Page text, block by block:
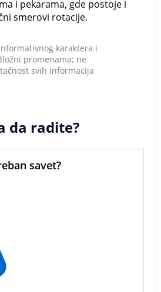
i pekarama, gde postoje i
smerovi rotacije.
karaktera i
promenama; ne
svih informacija
da radite?
savet?